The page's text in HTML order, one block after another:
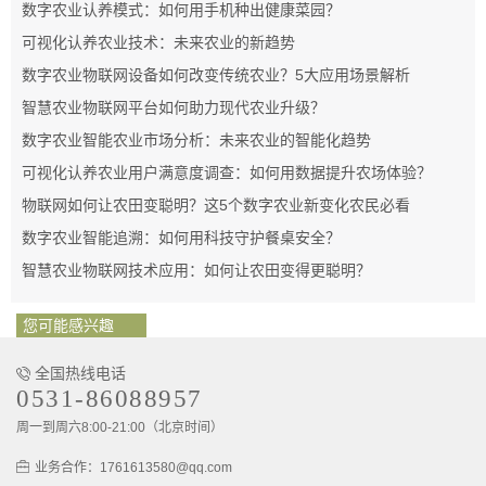
数字农业认养模式：如何用手机种出健康菜园？
可视化认养农业技术：未来农业的新趋势
数字农业物联网设备如何改变传统农业？5大应用场景解析
智慧农业物联网平台如何助力现代农业升级？
数字农业智能农业市场分析：未来农业的智能化趋势
可视化认养农业用户满意度调查：如何用数据提升农场体验？
物联网如何让农田变聪明？这5个数字农业新变化农民必看
数字农业智能追溯：如何用科技守护餐桌安全？
智慧农业物联网技术应用：如何让农田变得更聪明？
您可能感兴趣
全国热线电话
0531-86088957
周一到周六8:00-21:00（北京时间）
业务合作：1761613580@qq.com